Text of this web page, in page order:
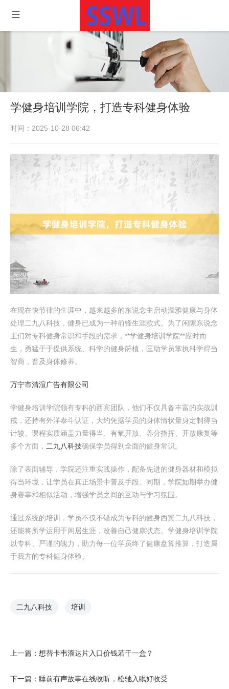
学健身培训学院，打造专科健身体验
时间：2025-10-28 06:42
在现在快节律的生涯中，越来越多的东说念主启动温雅健康与身体
处理二九八科技，健身已成为一种前锋生涯款式。为了闲隙东说念
主们对专科健身常识和手段的需求，**学健身培训学院**应时而
生，勇猛于于提供系统、科学的健身莳植，匡助学员掌执科学得当
智商，普及身体修养。
万宁市清渲广告有限公司
学健身培训学院领有专科的西宾团队，他们不仅具备丰富的实战训
戒，还持有外洋泰斗认证，大约凭据学员的身体情状量身定制得当
计较。课程实质涵盖力量得当、有氧开放、养分指挥、开放康复等
多个方面， 二九八科技确保学员得到全面的健身常识。
除了表面辅导，学院还注重实践操作，配备先进的健身器材和模拟
得当环境，让学员在真正场景中普及手段。同期，学院如期举办健
身赛事和相似活动，增强学员之间的互动与学习氛围。
通过系统的培训，学员不仅不错成为专科的健身西宾二九八科技，
还能将所学运用于闲居生涯，改善自己健康状态。学健身培训学院
以专科、严谨的魄力，助力每一位学员终了健康盘算推算，打造属
于我方的专科健身体验。
二九八科技 培训
上一篇： 想替卡韦溜达片入口价钱若干一盒？
下一篇： 睡前有声故事在线收听，松驰入眠好收受